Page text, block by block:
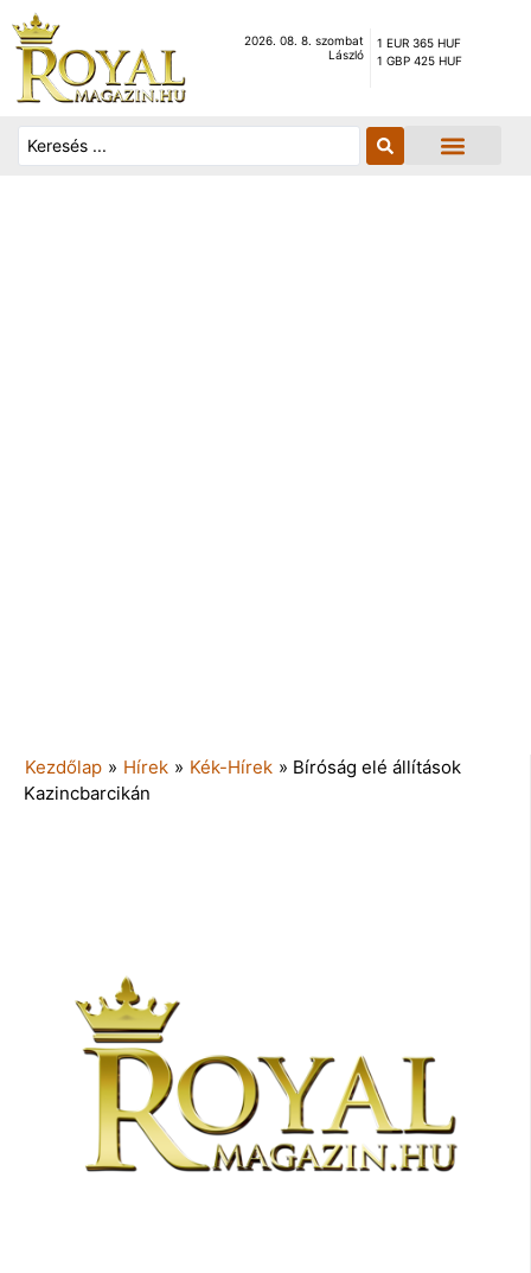
2026. 08. 8. szombat
László
1 EUR 365 HUF
1 GBP 425 HUF
Kezdőlap » Hírek » Kék-Hírek » Bíróság elé állítások
Kazincbarcikán